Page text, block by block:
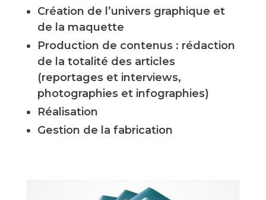
Création de l’univers graphique et
de la maquette
Production de contenus : rédaction
de la totalité des articles
(reportages et interviews,
photographies et infographies)
Réalisation
Gestion de la fabrication